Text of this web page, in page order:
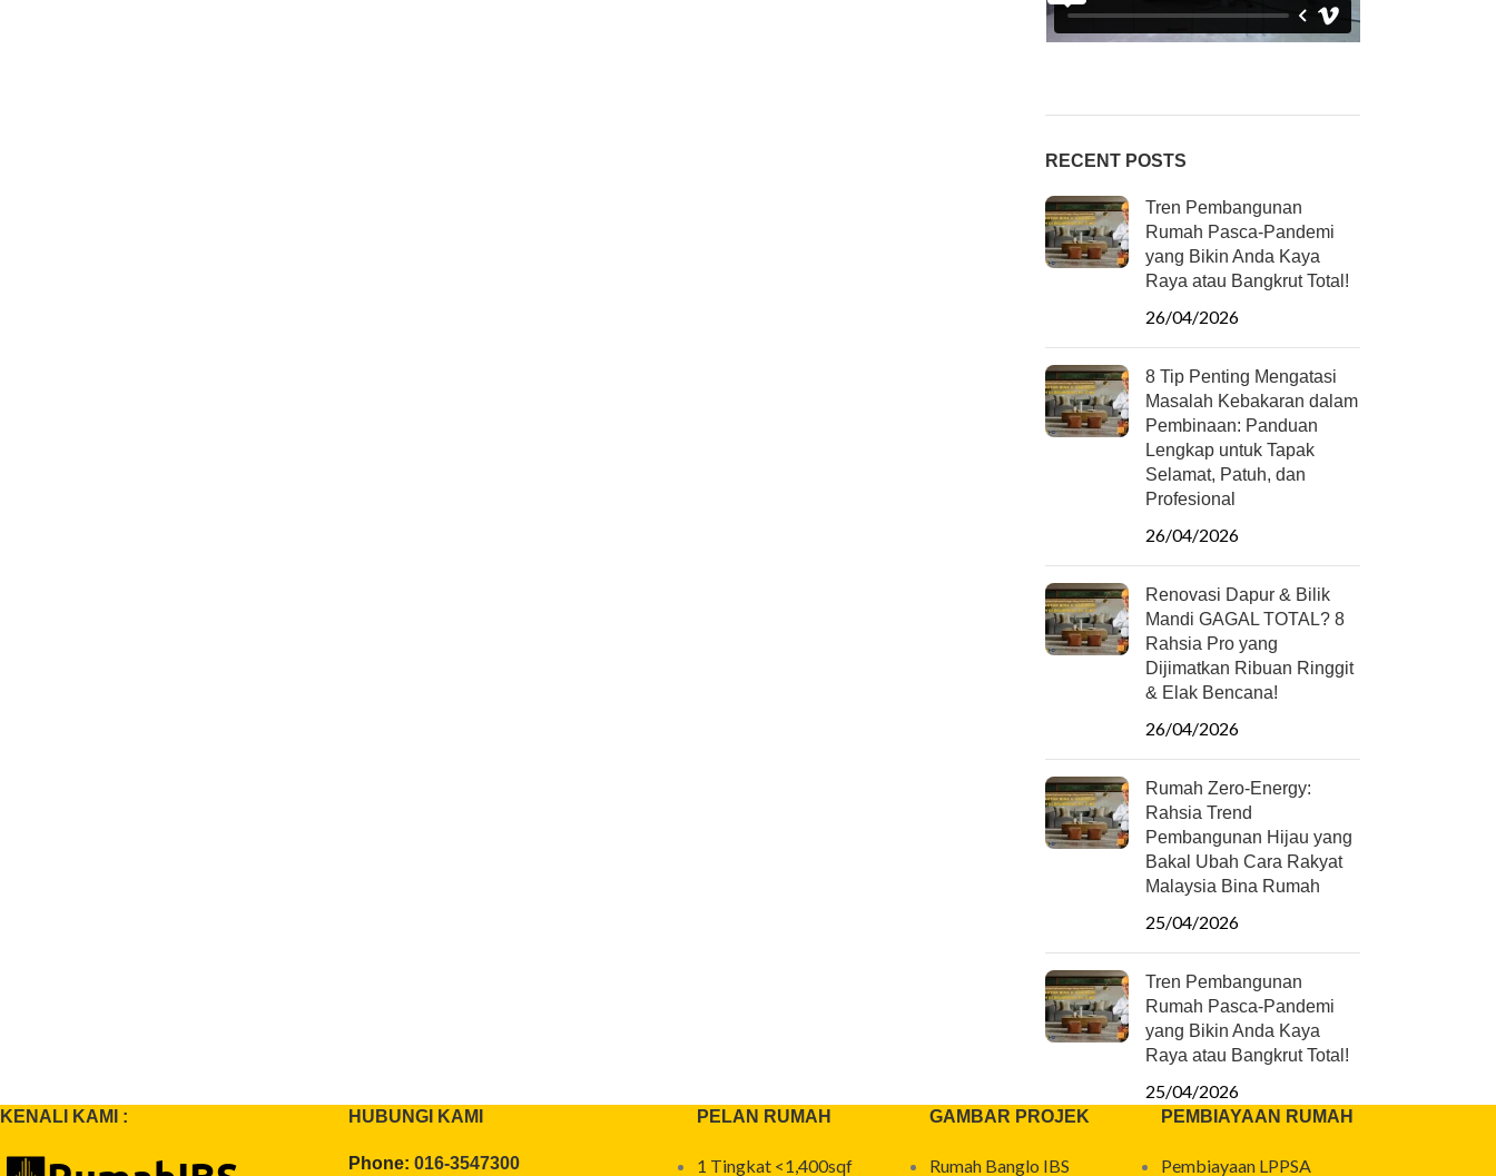
RECENT POSTS
Tren Pembangunan
Rumah Pasca-Pandemi
yang Bikin Anda Kaya
Raya atau Bangkrut Total!
26/04/2026
8 Tip Penting Mengatasi
Masalah Kebakaran dalam
Pembinaan: Panduan
Lengkap untuk Tapak
Selamat, Patuh, dan
Profesional
26/04/2026
Renovasi Dapur & Bilik
Mandi GAGAL TOTAL? 8
Rahsia Pro yang
Dijimatkan Ribuan Ringgit
& Elak Bencana!
26/04/2026
Rumah Zero-Energy:
Rahsia Trend
Pembangunan Hijau yang
Bakal Ubah Cara Rakyat
Malaysia Bina Rumah
25/04/2026
Tren Pembangunan
Rumah Pasca-Pandemi
yang Bikin Anda Kaya
Raya atau Bangkrut Total!
25/04/2026
KENALI KAMI : HUBUNGI KAMI
Phone: 016-3547300
PELAN RUMAH
1 Tingkat <1,400sqf
GAMBAR PROJEK
Rumah Banglo IBS
PEMBIAYAAN RUMAH
Pembiayaan LPPSA